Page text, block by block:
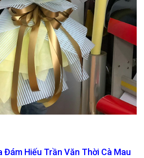
Đám Hiếu Trần Văn Thời Cà Mau